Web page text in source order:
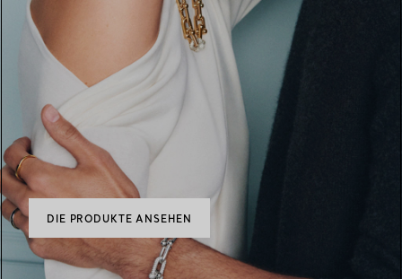
DIE PRODUKTE ANSEHEN